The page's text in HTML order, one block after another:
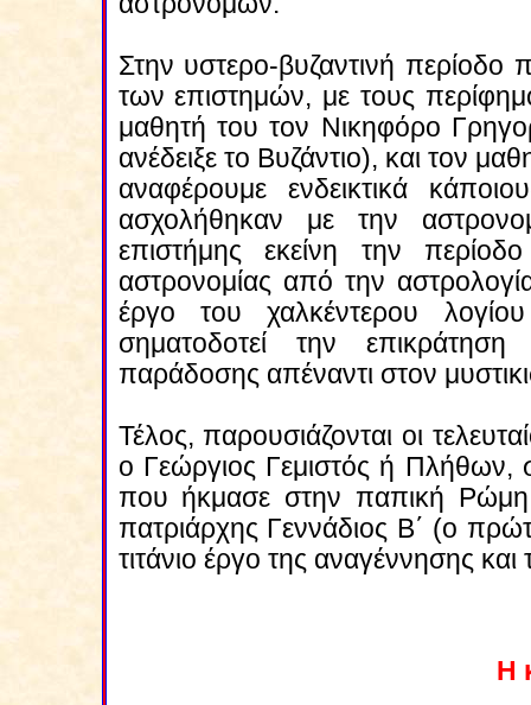
Στην υστερο-βυζαντινή περίοδο
των επιστημών, με τους
μαθητή του τον Νικηφόρο
ανέδειξε το Βυζάντιο), και τον
αναφέρουμε ενδεικτικά
ασχολήθηκαν με την
επιστήμης εκείνη την
αστρονομίας από την
έργο του χαλκέντερου
σηματοδοτεί την επικράτηση
παράδοσης απέναντι στον
Τέλος, παρουσιάζονται οι
ο Γεώργιος Γεμιστός ή
που ήκμασε στην παπική Ρώμη,
πατριάρχης Γεννάδιος Β΄ (ο
τιτάνιο έργο της αναγέννησης
H